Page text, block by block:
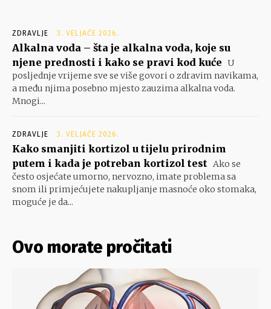
ZDRAVLJE 3. VELJAČE 2026.
Alkalna voda – šta je alkalna voda, koje su
njene prednosti i kako se pravi kod kuće U
posljednje vrijeme sve se više govori o zdravim navikama,
a među njima posebno mjesto zauzima alkalna voda.
Mnogi...
ZDRAVLJE 3. VELJAČE 2026.
Kako smanjiti kortizol u tijelu prirodnim
putem i kada je potreban kortizol test Ako se
često osjećate umorno, nervozno, imate problema sa
snom ili primjećujete nakupljanje masnoće oko stomaka,
moguće je da...
Ovo morate pročitati